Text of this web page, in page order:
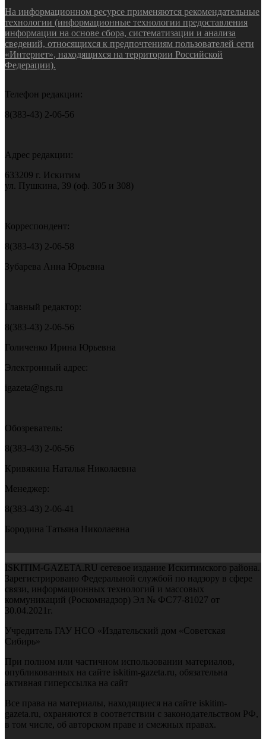
На информационном ресурсе применяются рекомендательные
технологии (информационные технологии предоставления
информации на основе сбора, систематизации и анализа
сведений, относящихся к предпочтениям пользователей сети
«Интернет», находящихся на территории Российской
Федерации).
Телефон редакции:
8(383-43) 2-06-56
Адрес редакции:
633209 г. Искитим
ул. Пушкина, 39 (оф. 305 и 308)
Корреспондент:
8(383-43) 2-06-58
Зубарева Анна Юрьевна
Главный редактор:
8(383-43) 2-06-56
Голиченко Ирина Юрьевна
Электронный адрес:
igazeta@ngs.ru
Обозреватель:
8(383-43) 2-06-56
Кривякина Наталья Николаевна
Менеджер:
8(383-43) 2-06-41
Бородина Татьяна Николаевна
ISKITIM-GAZETA.RU сетевое издание Искитимского района.
Зарегистрировано Федеральной службой по надзору в сфере
связи, информационных технологий и массовых
коммуникаций (Роскомнадзор) Эл № ФС77-81027 от
30.04.2021г.
Учредитель ГАУ НСО «Издательский дом «Советская
Сибирь»
При полном или частичном использовании материалов,
опубликованных на сайте iskitim-gazeta.ru, обязательна
активная гиперссылка на сайт
Все права на материалы, находящиеся на сайте iskitim-
gazeta.ru, охраняются в соответствии с законодательством РФ,
в том числе, об авторском праве и смежных правах.